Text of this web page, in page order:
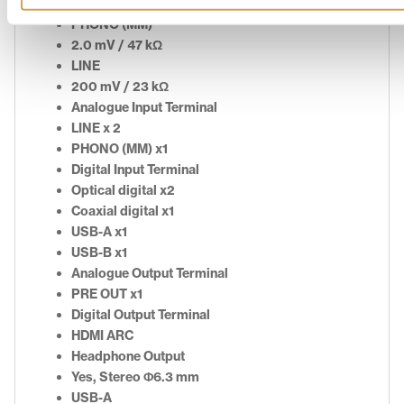
PHONO (MM)
2.0 mV / 47 kΩ
LINE
200 mV / 23 kΩ
Analogue Input Terminal
LINE x 2
PHONO (MM) x1
Digital Input Terminal
Optical digital x2
Coaxial digital x1
USB-A x1
USB-B x1
Analogue Output Terminal
PRE OUT x1
Digital Output Terminal
HDMI ARC
Headphone Output
Yes, Stereo Φ6.3 mm
USB-A